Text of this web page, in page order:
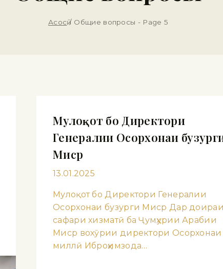
Асосӣ / Общие вопросы - Page 5
Мулоқот бо Директори
Генералии Осорхонаи
Миср
13.01.2025
Мулоқот бо Директори Генералии
Осорхонаи бузурги Миср Дар
сафари хизматӣ ба Ҷумҳурии Арабии
Миср вохӯрии директори Осорхонаи
миллӣ Иброҳимзода…